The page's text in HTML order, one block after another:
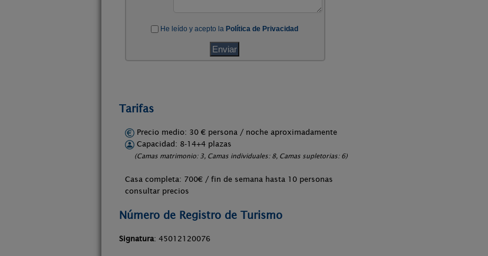
Tarifas
Precio medio: 30 € persona / noche aproximadamente
Capacidad: 8-14+4 plazas
(Camas matrimonio: 3, Camas individuales: 8, Camas supletorias: 6)
Casa completa: 700€ / fin de semana hasta 10 personas
consultar precios
Número de Registro de Turismo
Signatura: 45012120076